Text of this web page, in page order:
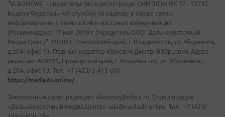
"VLADNEWS" - свидетельство о регистрации СМИ ЭЛ № ФС 77 - 72742,
выдано Федеральной службой по надзору в сфере связи,
информационных технологий и массовых коммуникаций
(Роскомнадзор) 17 мая 2018 г. Учредитель ООО "Дальневосточный
Медиа Центр". 690091, Приморский край, г. Владивосток, ул. Уборевича,
д.20А, офис 13. Главный редактор Юркевич Дмитрий Юрьевич. Адрес
редакции: 690091, Приморский край, г. Владивосток, ул. Уборевича,
д.20А, офис 13. Тел.: +7 (423) 2-415-600.
https://mediadv.online/
Электронный адрес редакции: vladnews@inbox.ru. Отдел продаж
«Дальневосточный Медиа Центр» sale@mediadv.online. Тел.: +7 (423)